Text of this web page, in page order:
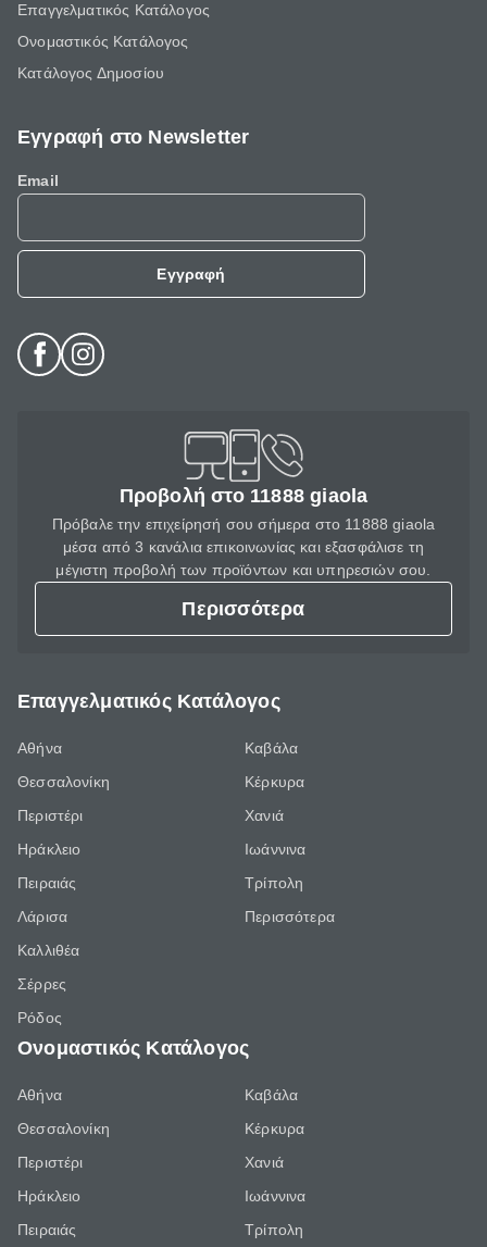
Επαγγελματικός Κατάλογος
Ονομαστικός Κατάλογος
Κατάλογος Δημοσίου
Εγγραφή στο Newsletter
Email
Εγγραφή
Προβολή στο 11888 giaola
Πρόβαλε την επιχείρησή σου σήμερα στο 11888 giaola
μέσα από 3 κανάλια επικοινωνίας και εξασφάλισε τη
μέγιστη προβολή των προϊόντων και υπηρεσιών σου.
Περισσότερα
Επαγγελματικός Κατάλογος
Αθήνα
Θεσσαλονίκη
Περιστέρι
Ηράκλειο
Πειραιάς
Λάρισα
Καλλιθέα
Σέρρες
Ρόδος
Καβάλα
Κέρκυρα
Χανιά
Ιωάννινα
Τρίπολη
Περισσότερα
Ονομαστικός Κατάλογος
Αθήνα
Θεσσαλονίκη
Περιστέρι
Ηράκλειο
Πειραιάς
Καβάλα
Κέρκυρα
Χανιά
Ιωάννινα
Τρίπολη